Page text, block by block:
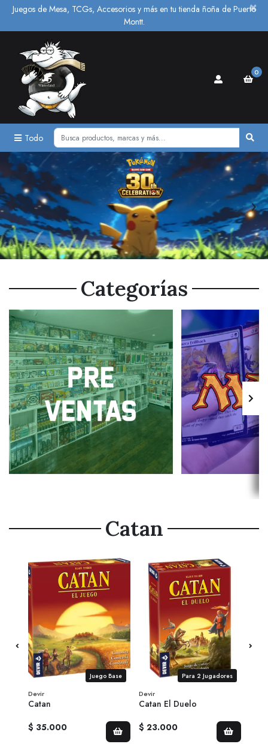
Juegos de Mesa, TCGs, Accesorios y más en tu tienda ñoña de Puerto
Montt.
×
Todo
0
‹ ›
Categorías
Catan
Juego Base
Devir
Catan
$ 35.000
Para 2 Jugadores
Devir
Catan El Duelo
$ 23.000